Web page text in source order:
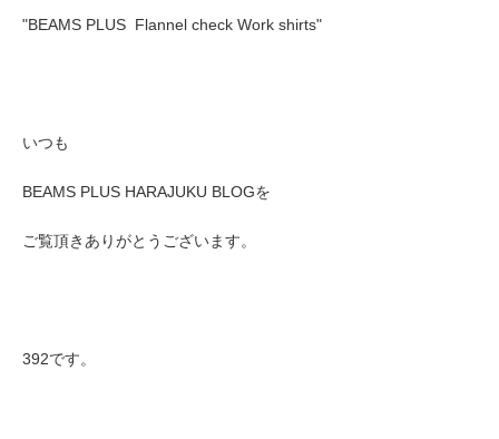
"BEAMS PLUS Flannel check Work shirts"
いつも
BEAMS PLUS HARAJUKU BLOGを
ご覧頂きありがとうございます。
392です。